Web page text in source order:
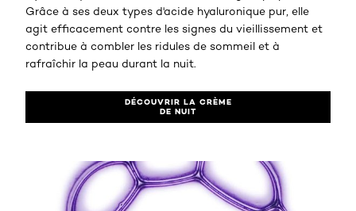
Grâce à ses deux types d'acide hyaluronique pur, elle
agit efficacement contre les signes du vieillissement et
contribue à combler les ridules de sommeil et à
rafraîchir la peau durant la nuit.
DÉCOUVRIR LA CRÈME
DE NUIT